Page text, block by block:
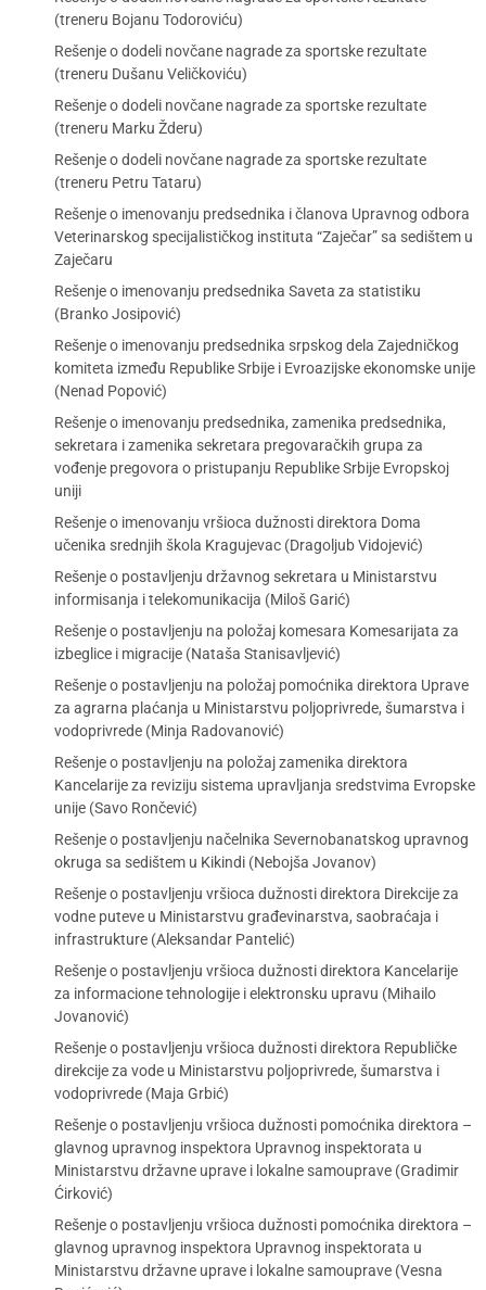
(treneru Bojanu Todoroviću)
Rešenje o dodeli novčane nagrade za sportske rezultate
(treneru Dušanu Veličkoviću)
Rešenje o dodeli novčane nagrade za sportske rezultate
(treneru Marku Žderu)
Rešenje o dodeli novčane nagrade za sportske rezultate
(treneru Petru Tataru)
Rešenje o imenovanju predsednika i članova Upravnog odbora
Veterinarskog specijalističkog instituta “Zaječar” sa sedištem u
Zaječaru
Rešenje o imenovanju predsednika Saveta za statistiku
(Branko Josipović)
Rešenje o imenovanju predsednika srpskog dela Zajedničkog
komiteta između Republike Srbije i Evroazijske ekonomske unije
(Nenad Popović)
Rešenje o imenovanju predsednika, zamenika predsednika,
sekretara i zamenika sekretara pregovaračkih grupa za
vođenje pregovora o pristupanju Republike Srbije Evropskoj
uniji
Rešenje o imenovanju vršioca dužnosti direktora Doma
učenika srednjih škola Kragujevac (Dragoljub Vidojević)
Rešenje o postavljenju državnog sekretara u Ministarstvu
informisanja i telekomunikacija (Miloš Garić)
Rešenje o postavljenju na položaj komesara Komesarijata za
izbeglice i migracije (Nataša Stanisavljević)
Rešenje o postavljenju na položaj pomoćnika direktora Uprave
za agrarna plaćanja u Ministarstvu poljoprivrede, šumarstva i
vodoprivrede (Minja Radovanović)
Rešenje o postavljenju na položaj zamenika direktora
Kancelarije za reviziju sistema upravljanja sredstvima Evropske
unije (Savo Rončević)
Rešenje o postavljenju načelnika Severnobanatskog upravnog
okruga sa sedištem u Kikindi (Nebojša Jovanov)
Rešenje o postavljenju vršioca dužnosti direktora Direkcije za
vodne puteve u Ministarstvu građevinarstva, saobraćaja i
infrastrukture (Aleksandar Pantelić)
Rešenje o postavljenju vršioca dužnosti direktora Kancelarije
za informacione tehnologije i elektronsku upravu (Mihailo
Jovanović)
Rešenje o postavljenju vršioca dužnosti direktora Republičke
direkcije za vode u Ministarstvu poljoprivrede, šumarstva i
vodoprivrede (Maja Grbić)
Rešenje o postavljenju vršioca dužnosti pomoćnika direktora –
glavnog upravnog inspektora Upravnog inspektorata u
Ministarstvu državne uprave i lokalne samouprave (Gradimir
Ćirković)
Rešenje o postavljenju vršioca dužnosti pomoćnika direktora –
glavnog upravnog inspektora Upravnog inspektorata u
Ministarstvu državne uprave i lokalne samouprave (Vesna